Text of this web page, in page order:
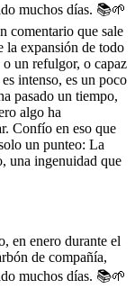
muchos días. 📚🌱
comentario que sale
la expansión de todo
un refulgor, o capaz
intenso, es un poco
pasado un tiempo,
algo ha
Confío en eso que
un punteo: La
una ingenuidad que
en enero durante el
de compañía,
muchos días. 📚🌱